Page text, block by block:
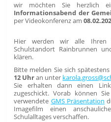
wir möchten Sie herzlich
Informationsabend der
per Videokonferenz am
Hier werden wir alle Ihren
Schulstandort Rainbrunnen
klären.
Bitte melden Sie sich
12 Uhran unter
Sie erhalten dann einen
zugeschickt. Vorab können
verwendete GMS Präsentation
Imagefilm einen
Schulalltages verschaffen.